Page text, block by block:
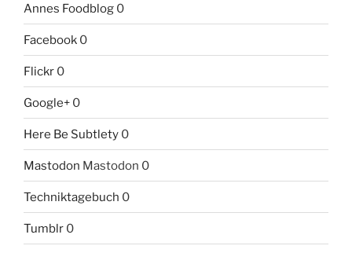
Annes Foodblog 0
Facebook 0
Flickr 0
Google+ 0
Here Be Subtlety 0
Mastodon Mastodon 0
Techniktagebuch 0
Tumblr 0